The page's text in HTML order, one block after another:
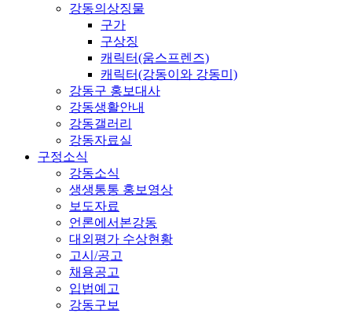
강동의상징물
구가
구상징
캐릭터(움스프렌즈)
캐릭터(강동이와 강동미)
강동구 홍보대사
강동생활안내
강동갤러리
강동자료실
구정소식
강동소식
생생통통 홍보영상
보도자료
언론에서본강동
대외평가 수상현황
고시/공고
채용공고
입법예고
강동구보